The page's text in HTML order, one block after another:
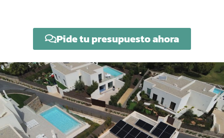
Pide tu presupuesto ahora